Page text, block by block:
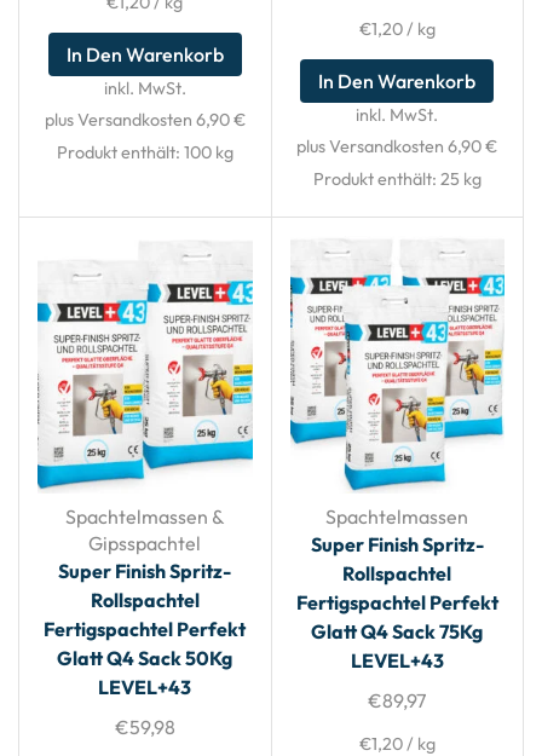
In Den Warenkorb
inkl. MwSt.
plus Versandkosten 6,90 €
Produkt enthält: 100 kg
€1,20/ kg
In Den Warenkorb
inkl. MwSt.
plus Versandkosten 6,90 €
Produkt enthält: 25 kg
Spachtelmassen &
Gipsspachtel
Super Finish Spritz-
Rollspachtel
Fertigspachtel Perfekt
Glatt Q4 Sack 50Kg
LEVEL+43
€59,98
Spachtelmassen
Super Finish Spritz-
Rollspachtel
Fertigspachtel Perfekt
Glatt Q4 Sack 75Kg
LEVEL+43
€89,97
€1,20/ kg